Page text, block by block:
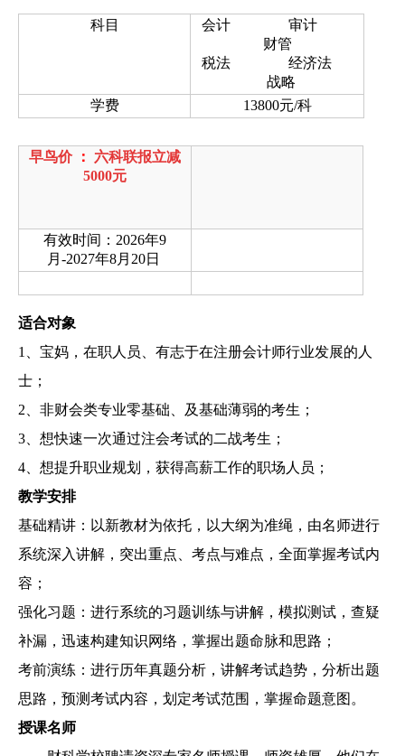
科目
会计 审计
财管
税法 经济法
战略
学费
13800元/科
早鸟价：
六科联报立减
5000元
有效时间：2026年9
月-2027年8月20日
适合对象
1、宝妈，在职人员、有志于在注册会计师行业发展的人
士；
2、非财会类专业零基础、及基础薄弱的考生；
3、想快速一次通过注会考试的二战考生；
4、想提升职业规划，获得高薪工作的职场人员；
教学安排
基础精讲：以新教材为依托，以大纲为准绳，由名师进行
系统深入讲解，突出重点、考点与难点，全面掌握考试内
容；
强化习题：进行系统的习题训练与讲解，模拟测试，查疑
补漏，迅速构建知识网络，掌握出题命脉和思路；
考前演练：进行历年真题分析，讲解考试趋势，分析出题
思路，预测考试内容，划定考试范围，掌握命题意图。
授课名师